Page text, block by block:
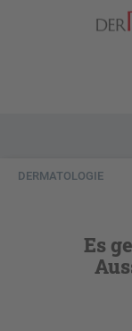
DERMATOLOGIE
Es